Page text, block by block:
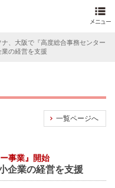
ナ、大阪で『高度総合事務センター
の経営を支援
一覧ページへ
事業』開始
企業の経営を支援